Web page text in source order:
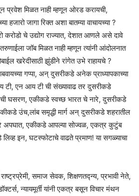
प्रवेश मिळत नाही म्हणून ओरड करायची,
जागा रिक्त अशा बातम्या वाचायच्या ?
करोडो चे उद्योग राज्यात, देशात आणले असे दावे
जॉब मिळत नाही म्हणून त्यांनी आंदोलनात
खरेदीसाठी झुंडीने रांगेत उभे राहायचे ?
गप्पा, अन् दुसरीकडे अनेक प्राध्यापकाच्या
एन आय टी ची संख्यावाढ तर दुसरीकडे
घसरण, एकीकडे स्वच्छ भारत चे नारे, दुसरीकडे
उंच,लांब समृद्धी मार्ग अन् दुसरीकडे शहरातील
अपघात, एकीकडे आपल्या सोज्वळ, एकत्र कुटुंब
इन, घटस्फोटाचे वाढते प्रमाण! या सगळ्याचा
राष्ट्रप्रेमी, समाज सेवक, शिक्षणतद्न्य, प्रभावी नेते,
न्यायमूर्ती यांनी एकत्र बसून विचार मंथन